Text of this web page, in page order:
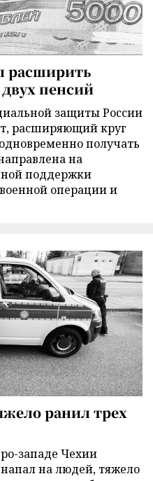
расширить
пенсий
защиты России
расширяющий круг
получать
на
поддержки
операции и
ранил трех
западе Чехии
на людей, тяжело